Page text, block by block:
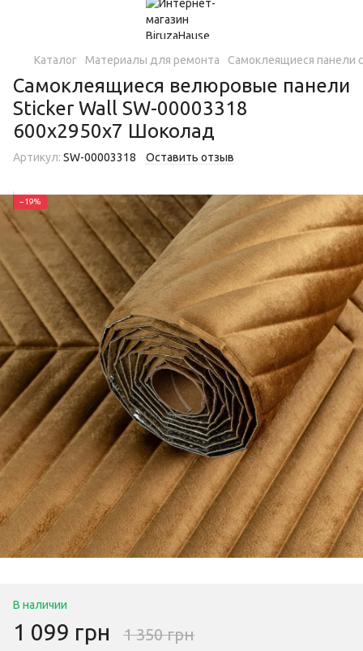
Каталог Материалы для ремонта Самоклеящиеся панели
Самоклеящиеся велюровые панели
Sticker Wall SW-00003318
600х2950х7 Шоколад
Артикул: SW-00003318 Оставить отзыв
−19%
В наличии
1 099 грн 1 350 грн